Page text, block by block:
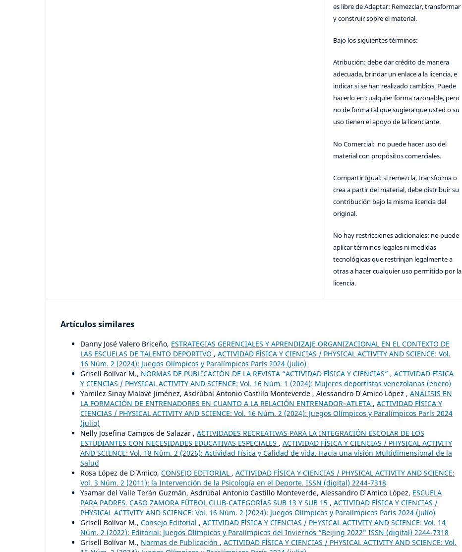
es libre de Adaptar: Remezclar, transformar
y construir sobre el material.
Bajo los siguientes términos:
Atribución: debe dar crédito de manera
adecuada, brindar un enlace a la licencia, e
indicar si se han realizado cambios. Puede
hacerlo en cualquier forma razonable, pero
no de forma tal que sugiera que usted o su
uso tienen el apoyo de la licenciante.
No Comercial: no puede hacer uso del
material con propósitos comerciales.
Compartir Igual: si remezcla, transforma o
crea a partir del material, debe distribuir su
contribución bajo la misma licencia del
original.
No hay restricciones adicionales: no puede
aplicar términos legales ni medidas
tecnológicas que restrinjan legalmente a
otras a hacer cualquier uso permitido por la
licencia.
Artículos similares
Danny José Valero Briceño, ESTRATEGIAS GERENCIALES Y APRENDIZAJE ORGANIZACIONAL EN EL CONTEXTO DE
LAS ESCUELAS DE TALENTO DEPORTIVO , ACTIVIDAD FÍSICA Y CIENCIAS / PHYSICAL ACTIVITY AND SCIENCE: Vol.
16 Núm. 2 (2024): Juegos Olímpicos y Paralímpicos París 2024 (julio)
Grisell Bolívar M., NORMAS DE PUBLICACIÓN DE LA REVISTA “ACTIVIDAD FÍSICA Y CIENCIAS” , ACTIVIDAD FÍSICA
Y CIENCIAS / PHYSICAL ACTIVITY AND SCIENCE: Vol. 16 Núm. 1 (2024): Mujeres deportistas venezolanas (enero)
Yamilez Sinay Malavé Jiménez, Asdrúbal Antonio Castillo Monteverde , Alessandro D ́Amico López , ANÁLISIS EN
LA FORMACIÓN DE ENTRENADORES EN CUANTO A LA RELACIÓN ENTRENADOR–ATLETA , ACTIVIDAD FÍSICA Y
CIENCIAS / PHYSICAL ACTIVITY AND SCIENCE: Vol. 16 Núm. 2 (2024): Juegos Olímpicos y Paralímpicos París 2024
(julio)
Nelly Josefina Campos de Salazar , ACTIVIDADES RECREATIVAS PARA LA INTEGRACIÓN ESCOLAR DE LOS
ESTUDIANTES CON NECESIDADES EDUCATIVAS ESPECIALES , ACTIVIDAD FÍSICA Y CIENCIAS / PHYSICAL ACTIVITY
AND SCIENCE: Vol. 18 Núm. 2 (2026): Actividad Física y Calidad de vida. Hacia una visión Multidimensional de la
Salud
Rosa López de D´ ´Amico, CONSEJO EDITORIAL , ACTIVIDAD FÍSICA Y CIENCIAS / PHYSICAL ACTIVITY AND SCIENCE:
Vol. 3 Núm. 2 (2011): la Intervención de la Psicología en el Deporte. ISSN (digital) 2244-7318
Ysamar del Valle Terán Guzmán, Asdrúbal Antonio Castillo Monteverde, Alessandro D ́Amico López, ESCUELA
PARA PADRES. CASO ZAMORA FÚTBOL CLUB-CATEGORÍAS SUB 13 Y SUB 15 , ACTIVIDAD FÍSICA Y CIENCIAS /
PHYSICAL ACTIVITY AND SCIENCE: Vol. 16 Núm. 2 (2024): Juegos Olímpicos y Paralímpicos París 2024 (julio)
Grisell Bolívar M., Consejo Editorial , ACTIVIDAD FÍSICA Y CIENCIAS / PHYSICAL ACTIVITY AND SCIENCE: Vol. 14
Núm. 2 (2022): Editorial: Juegos Olímpicos y Paralímpicos del Inviernos “Beijing 2022” ISSN (digital) 2244-7318
Grisell Bolívar M., Normas de Publicación , ACTIVIDAD FÍSICA Y CIENCIAS / PHYSICAL ACTIVITY AND SCIENCE: Vol.